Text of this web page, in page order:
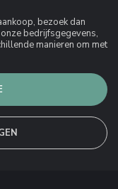
bezoek dan
bedrijfsgegevens,
manieren om met